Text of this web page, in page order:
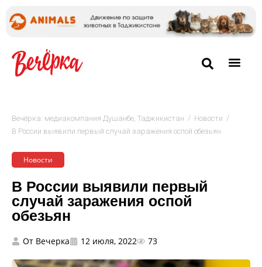
Вечёрка: медиакомпания Душанбе, Таджикистан / Новости /
В России выявили первый случай заражения оспой обезьян
Новости
В России выявили первый
случай заражения оспой
обезьян
От Вечерка 12 июля, 2022 73